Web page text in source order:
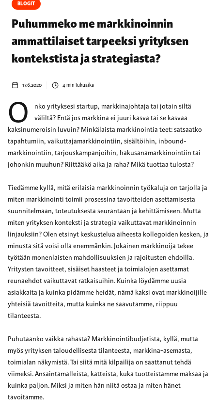
BLOGIT
Puhummeko me markkinoinnin
ammattilaiset tarpeeksi yrityksen
kontekstista ja strategiasta?
17.6.2020 4min lukuaika
O
nko yrityksesi startup, markkinajohtaja tai jotain siltä
väliltä? Entä jos markkina ei juuri kasva tai se kasvaa
kaksinumeroisin luvuin? Minkälaista markkinointia teet: satsaatko
tapahtumiin, vaikuttajamarkkinointiin, sisältöihin, inbound-
markkinointiin, tarjouskampanjoihin, hakusanamarkkinointiin tai
johonkin muuhun? Riittääkö aika ja raha? Mikä tuottaa tulosta?
Tiedämme kyllä, mitä erilaisia markkinoinnin työkaluja on tarjolla ja
miten markkinointi toimii prosessina tavoitteiden asettamisesta
suunnitelmaan, toteutuksesta seurantaan ja kehittämiseen. Mutta
miten yrityksen konteksti ja strategia vaikuttavat markkinoinnin
linjauksiin? Olen etsinyt keskustelua aiheesta kollegoiden kesken, ja
minusta sitä voisi olla enemmänkin. Jokainen markkinoija tekee
työtään monenlaisten mahdollisuuksien ja rajoitusten ehdoilla.
Yritysten tavoitteet, sisäiset haasteet ja toimialojen asettamat
reunaehdot vaikuttavat ratkaisuihin. Kuinka löydämme uusia
asiakkaita ja kuinka pidämme heidät, nämä kaksi ovat markkinoijille
yhteisiä tavoitteita, mutta kuinka ne saavutamme, riippuu
tilanteesta.
Puhutaanko vaikka rahasta? Markkinointibudjetista, kyllä, mutta
myös yrityksen taloudellisesta tilanteesta, markkina-asemasta,
toimialan näkymistä. Tai siitä mitä kilpailija on saattanut tehdä
viimeksi. Ansaintamalleista, katteista, kuka tuotteistamme maksaa ja
kuinka paljon. Miksi ja miten hän niitä ostaa ja miten hänet
tavoitamme.